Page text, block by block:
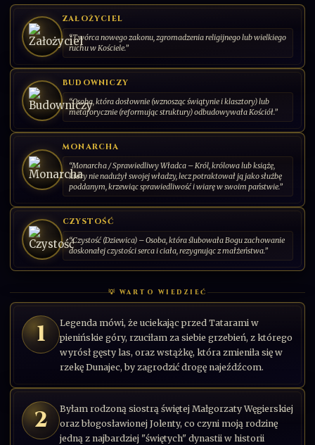
"Wszystko, co ziemskie, przemija; to, co Boże, trwa na wieki".
DODAJ KARTĘ
SERIA: ŚWIĘCI PAŃSCY | 2026 | POLSKA
ZAŁOŻYCIEL
“Twórca nowego zakonu, zgromadzenia religijnego lub wielkiego
ruchu w Kościele.”
BUDOWNICZY
“Osoba, która dosłownie (wznosząc świątynie i klasztory) lub
metaforycznie (reformując struktury) odbudowywała Kościół.”
MONARCHA
“Monarcha / Sprawiedliwy Władca – Król, królowa lub książę,
który nie nadużył swojej władzy, lecz potraktował ją jako służbę
poddanym, krzewiąc sprawiedliwość i wiarę w swoim państwie.”
CZYSTOŚĆ
“Czystość (Dziewica) – Osoba, która ślubowała Bogu zachowanie
doskonałej czystości serca i ciała, rezygnując z małżeństwa.”
💡 WARTO WIEDZIEĆ
1
Legenda mówi, że uciekając przed Tatarami w
pienińskie góry, rzuciłam za siebie grzebień, z którego
wyrósł gęsty las, oraz wstążkę, która zmieniła się w
rzekę Dunajec, by zagrodzić drogę najeźdźcom.
2
Byłam rodzoną siostrą świętej Małgorzaty Węgierskiej
oraz błogosławionej Jolenty, co czyni moją rodzinę
jedną z najbardziej "świętych" dynastii w historii